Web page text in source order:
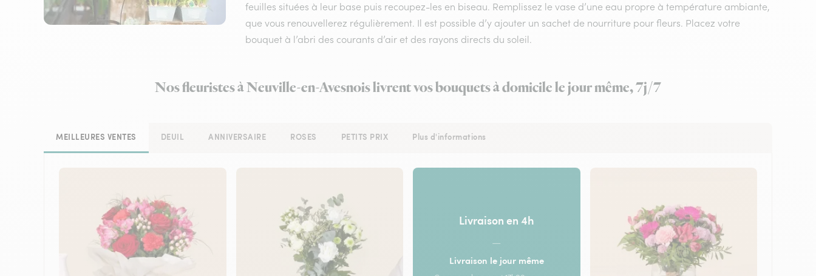
feuilles situées à leur base puis recoupez-les en biseau. Remplissez le vase d’une eau propre à température ambiante,
que vous renouvellerez régulièrement. Il est possible d’y ajouter un sachet de nourriture pour fleurs. Placez votre
bouquet à l’abri des courants d’air et des rayons directs du soleil.
Nos fleuristes à Neuville-en-Avesnois livrent vos bouquets à domicile le jour même, 7j/7
MEILLEURES VENTES DEUIL ANNIVERSAIRE ROSES PETITS PRIX Plus d'informations
Livraison en 4h
—
Livraison le jour même